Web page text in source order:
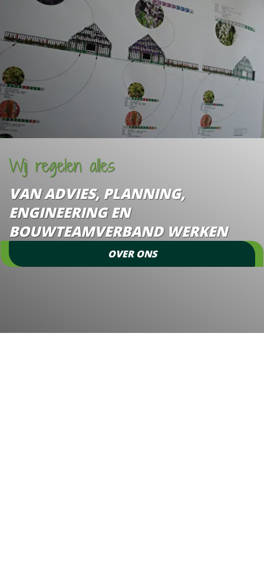
Wij regelen alles
VAN ADVIES, PLANNING,
ENGINEERING EN
BOUWTEAMVERBAND WERKEN
OVER ONS